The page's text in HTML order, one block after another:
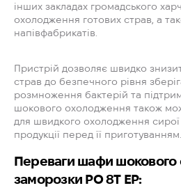
інших закладах громадського
охолодження готових страв, а
напівфабрикатів.
Пристрій дозволяє швидко
страв до безпечного рівня
розмноження бактерій та
шокового охолодження також
для швидкого охолодження сирої
продукції перед її приготуванням.
Переваги шафи
заморозки PO 8T EP: